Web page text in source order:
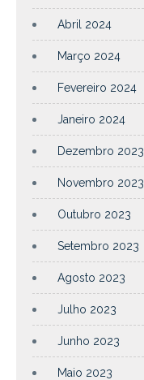
Abril 2024
Março 2024
Fevereiro 2024
Janeiro 2024
Dezembro 2023
Novembro 2023
Outubro 2023
Setembro 2023
Agosto 2023
Julho 2023
Junho 2023
Maio 2023